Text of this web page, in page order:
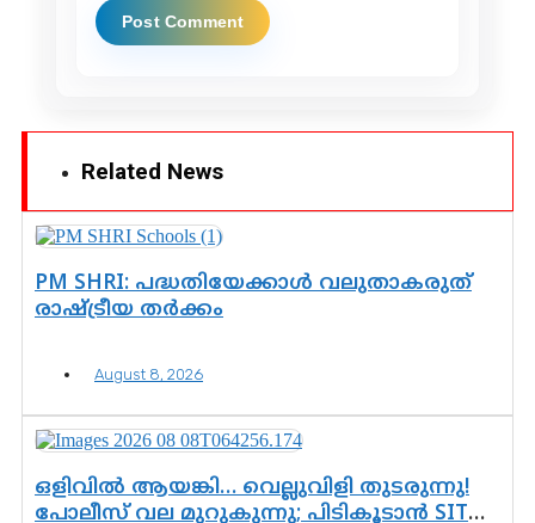
Related News
PM SHRI: പദ്ധതിയേക്കാൾ വലുതാകരുത്
രാഷ്ട്രീയ തർക്കം
August 8, 2026
ഒളിവിൽ ആയങ്കി… വെല്ലുവിളി തുടരുന്നു!
പോലീസ് വല മുറുകുന്നു; പിടികൂടാൻ SIT